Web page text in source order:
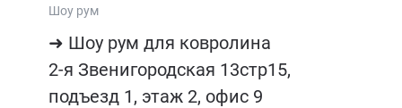
Шоу рум
➜ Шоу рум для ковролина
2-я Звенигородская 13стр15,
подъезд 1, этаж 2, офис 9